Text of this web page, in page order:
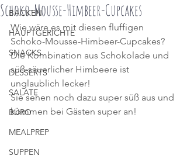
BACKEN
HAUPTGERICHTE
SNACKS
DESSERTS
SALATE
BÜRO
MEALPREP
SUPPEN
Schoko-Mousse-Himbeer-Cupcakes
Wie wäre es mit diesen fluffigen
Schoko-Mousse-Himbeer-Cupcakes?
Die Kombination aus Schokolade und
süß-säuerlicher Himbeere ist
unglaublich lecker!
Sie sehen noch dazu super süß aus und
kommen bei Gästen super an!